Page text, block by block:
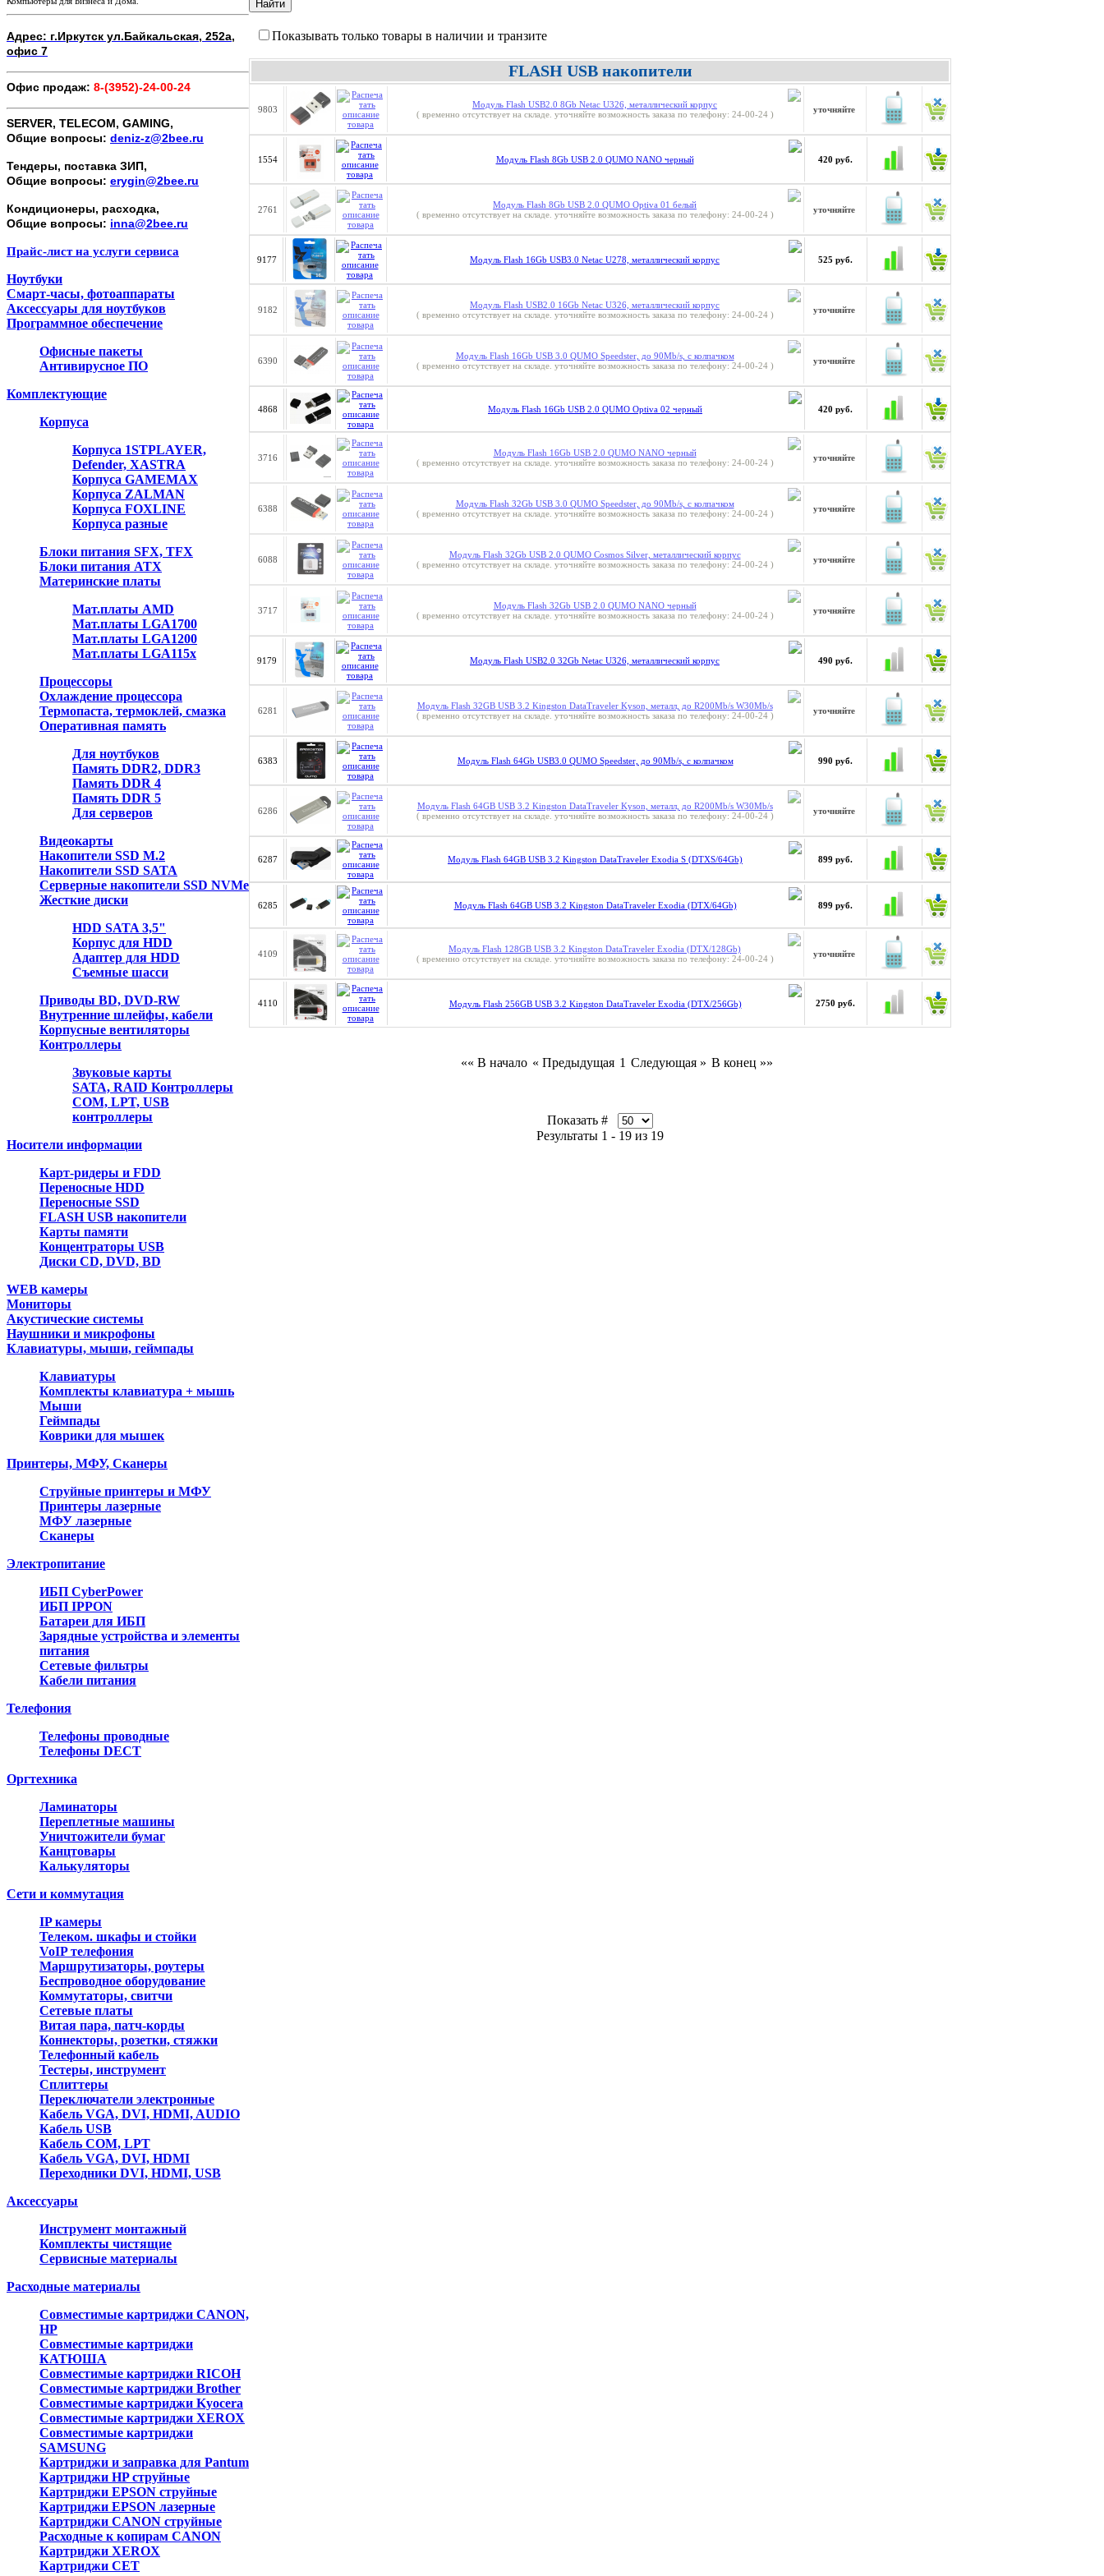
Адрес: г.Иркутск ул.Байкальская, 252а,
офис 7
Офис продаж: 8-(3952)-24-00-24
SERVER, TELECOM, GAMING,
Общие вопросы: deniz-z@2bee.ru
Тендеры, поставка ЗИП,
Общие вопросы: erygin@2bee.ru
Кондиционеры, расходка,
Общие вопросы: inna@2bee.ru
Прайс-лист на услуги сервиса
Ноутбуки
Смарт-часы, фотоаппараты
Аксессуары для ноутбуков
Программное обеспечение
Офисные пакеты
Антивирусное ПО
Комплектующие
Корпуса
Корпуса 1STPLAYER,
Defender, XASTRA
Корпуса GAMEMAX
Корпуса ZALMAN
Корпуса FOXLINE
Корпуса разные
Блоки питания SFX, TFX
Блоки питания ATX
Материнские платы
Мат.платы AMD
Мат.платы LGA1700
Мат.платы LGA1200
Мат.платы LGA115x
Процессоры
Охлаждение процессора
Термопаста, термоклей, смазка
Оперативная память
Для ноутбуков
Память DDR2, DDR3
Память DDR 4
Память DDR 5
Для серверов
Видеокарты
Накопители SSD M.2
Накопители SSD SATA
Серверные накопители SSD NVMe
Жесткие диски
HDD SATA 3,5"
Корпус для HDD
Адаптер для HDD
Съемные шасси
Приводы BD, DVD-RW
Внутренние шлейфы, кабели
Корпусные вентиляторы
Контроллеры
Звуковые карты
SATA, RAID Контроллеры
COM, LPT, USB
контроллеры
Носители информации
Карт-ридеры и FDD
Переносные HDD
Переносные SSD
FLASH USB накопители
Карты памяти
Концентраторы USB
Диски CD, DVD, BD
WEB камеры
Мониторы
Акустические системы
Наушники и микрофоны
Клавиатуры, мыши, геймпады
Клавиатуры
Комплекты клавиатура + мышь
Мыши
Геймпады
Коврики для мышек
Принтеры, МФУ, Сканеры
Струйные принтеры и МФУ
Принтеры лазерные
МФУ лазерные
Сканеры
Электропитание
ИБП CyberPower
ИБП IPPON
Батареи для ИБП
Зарядные устройства и элементы
питания
Сетевые фильтры
Кабели питания
Телефония
Телефоны проводные
Телефоны DECT
Оргтехника
Ламинаторы
Переплетные машины
Уничтожители бумаг
Канцтовары
Калькуляторы
Сети и коммутация
IP камеры
Телеком. шкафы и стойки
VoIP телефония
Маршрутизаторы, роутеры
Беспроводное оборудование
Коммутаторы, свитчи
Сетевые платы
Витая пара, патч-корды
Коннекторы, розетки, стяжки
Телефонный кабель
Тестеры, инструмент
Сплиттеры
Переключатели электронные
Кабель VGA, DVI, HDMI, AUDIO
Кабель USB
Кабель COM, LPT
Кабель VGA, DVI, HDMI
Переходники DVI, HDMI, USB
Аксессуары
Инструмент монтажный
Комплекты чистящие
Сервисные материалы
Расходные материалы
Совместимые картриджи CANON,
HP
Совместимые картриджи
КАТЮША
Совместимые картриджи RICOH
Совместимые картриджи Brother
Совместимые картриджи Kyocera
Совместимые картриджи XEROX
Совместимые картриджи
SAMSUNG
Картриджи и заправка для Pantum
Картриджи HP струйные
Картриджи EPSON струйные
Картриджи EPSON лазерные
Картриджи CANON струйные
Расходные к копирам CANON
Картриджи XEROX
Картриджи CET
Найти
Показывать только товары в наличии и транзите
FLASH USB накопители
9803
Модуль Flash USB2.0 8Gb Netac U326, металлический корпус
( временно отсутствует на складе. уточняйте возможность заказа по телефону: 24-00-24 )
уточняйте
1554 Модуль Flash 8Gb USB 2.0 QUMO NANO черный 420 руб.
2761
Модуль Flash 8Gb USB 2.0 QUMO Optiva 01 белый
( временно отсутствует на складе. уточняйте возможность заказа по телефону: 24-00-24 )
уточняйте
9177 Модуль Flash 16Gb USB3.0 Netac U278, металлический корпус 525 руб.
9182
Модуль Flash USB2.0 16Gb Netac U326, металлический корпус
( временно отсутствует на складе. уточняйте возможность заказа по телефону: 24-00-24 )
уточняйте
6390
Модуль Flash 16Gb USB 3.0 QUMO Speedster, до 90Mb/s, с колпачком
( временно отсутствует на складе. уточняйте возможность заказа по телефону: 24-00-24 )
уточняйте
4868 Модуль Flash 16Gb USB 2.0 QUMO Optiva 02 черный 420 руб.
3716
Модуль Flash 16Gb USB 2.0 QUMO NANO черный
( временно отсутствует на складе. уточняйте возможность заказа по телефону: 24-00-24 )
уточняйте
6388
Модуль Flash 32Gb USB 3.0 QUMO Speedster, до 90Mb/s, с колпачком
( временно отсутствует на складе. уточняйте возможность заказа по телефону: 24-00-24 )
уточняйте
6088
Модуль Flash 32Gb USB 2.0 QUMO Cosmos Silver, металлический корпус
( временно отсутствует на складе. уточняйте возможность заказа по телефону: 24-00-24 )
уточняйте
3717
Модуль Flash 32Gb USB 2.0 QUMO NANO черный
( временно отсутствует на складе. уточняйте возможность заказа по телефону: 24-00-24 )
уточняйте
9179 Модуль Flash USB2.0 32Gb Netac U326, металлический корпус 490 руб.
6281
Модуль Flash 32GB USB 3.2 Kingston DataTraveler Kyson, металл, до R200Mb/s W30Mb/s
( временно отсутствует на складе. уточняйте возможность заказа по телефону: 24-00-24 )
уточняйте
6383 Модуль Flash 64Gb USB3.0 QUMO Speedster, до 90Mb/s, с колпачком 990 руб.
6286
Модуль Flash 64GB USB 3.2 Kingston DataTraveler Kyson, металл, до R200Mb/s W30Mb/s
( временно отсутствует на складе. уточняйте возможность заказа по телефону: 24-00-24 )
уточняйте
6287 Модуль Flash 64GB USB 3.2 Kingston DataTraveler Exodia S (DTXS/64Gb) 899 руб.
6285 Модуль Flash 64GB USB 3.2 Kingston DataTraveler Exodia (DTX/64Gb) 899 руб.
4109
Модуль Flash 128GB USB 3.2 Kingston DataTraveler Exodia (DTX/128Gb)
( временно отсутствует на складе. уточняйте возможность заказа по телефону: 24-00-24 )
уточняйте
4110 Модуль Flash 256GB USB 3.2 Kingston DataTraveler Exodia (DTX/256Gb) 2750 руб.
«« В начало « Предыдущая 1 Следующая » В конец »»
Показать #
Результаты 1 - 19 из 19